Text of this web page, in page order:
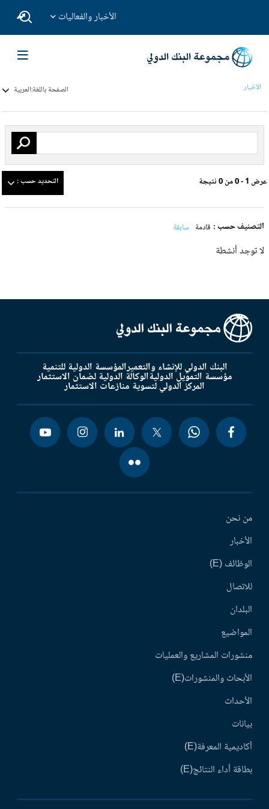
الأخبار والفعاليات
الأخبار الصفحة باللغة:العربية
عرض 1 - 0 من 0 نتيجة التحديد حسب :
التصنيف حسب : قادمة سابقة
لا توجد أنشطة
البنك الدولي للإنشاء والتعميرالمؤسسة الدولية للتنمية
مؤسسة التمويل الدوليةالوكالة الدولية لضمان الاستثمار
المركز الدولي لتسوية منازعات الاستثمار
من نحن
الأخبار
الوظائف (E)
للاتصال
البلدان
المواضيع
منشورات المشاريع والعمليات
الأبحاث والمنشورات(E)
الأحداث
بيانات
أكاديمية المعرفة(E)
بطاقة أداء النتائج(E)